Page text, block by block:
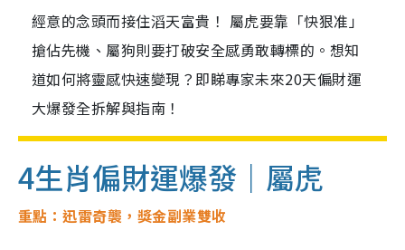
經意的念頭而接住滔天富貴！ 屬虎要靠「快狠准」
搶佔先機、屬狗則要打破安全感勇敢轉標的。想知
道如何將靈感快速變現？即睇專家未來20天偏財運
大爆發全拆解與指南！
4生肖偏財運爆發｜屬虎
重點：迅雷奇襲，獎金副業雙收